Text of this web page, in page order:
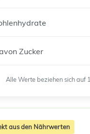
Zucker
Alle Werte beziehen sich auf
aus den Nährwerten